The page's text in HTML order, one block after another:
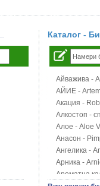
Каталог -
Айважива -
АЙИЕ -
Акация -
Алкостоп -
Алое - Aloe
Анасон -
Ангелика -
Арника -
Ароматна